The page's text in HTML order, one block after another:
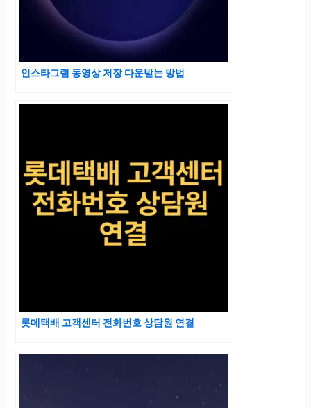
인스타그램 동영상 저장 다운받는 방법
롯데택배 고객센터 전화번호 상담원 연결